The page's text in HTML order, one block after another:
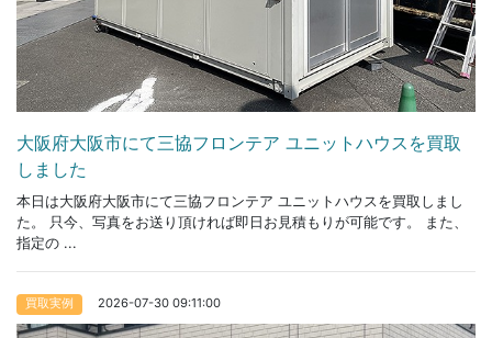
大阪府大阪市にて三協フロンテア ユニットハウスを買取
しました
本日は大阪府大阪市にて三協フロンテア ユニットハウスを買取しまし
た。 只今、写真をお送り頂ければ即日お見積もりが可能です。 また、
指定の ...
買取実例 2026-07-30 09:11:00